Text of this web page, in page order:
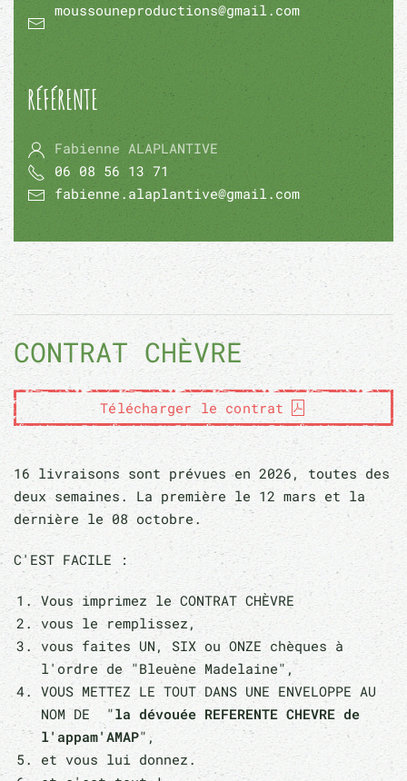
moussouneproductions@gmail.com
RÉFÉRENTE
Fabienne ALAPLANTIVE
06 08 56 13 71
fabienne.alaplantive@gmail.com
CONTRAT CHÈVRE
Télécharger le contrat
16 livraisons sont prévues en 2026, toutes des
deux semaines. La première le 12 mars et la
dernière le 08 octobre.
C'EST FACILE :
Vous imprimez le CONTRAT CHÈVRE
vous le remplissez,
vous faites UN, SIX ou ONZE chèques à
l'ordre de "Bleuène Madelaine",
VOUS METTEZ LE TOUT DANS UNE ENVELOPPE AU
NOM DE "la dévouée REFERENTE CHEVRE de
l'appam'AMAP",
et vous lui donnez.